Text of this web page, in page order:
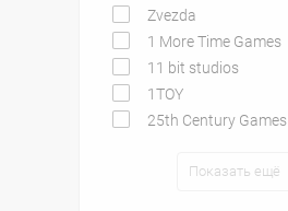
Zvezda
1 More Time Games
11 bit studios
1TOY
25th Century Games
Показать ещё